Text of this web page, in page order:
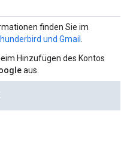
finden Sie im
und Gmail
Hinzufügen des Kontos
aus.